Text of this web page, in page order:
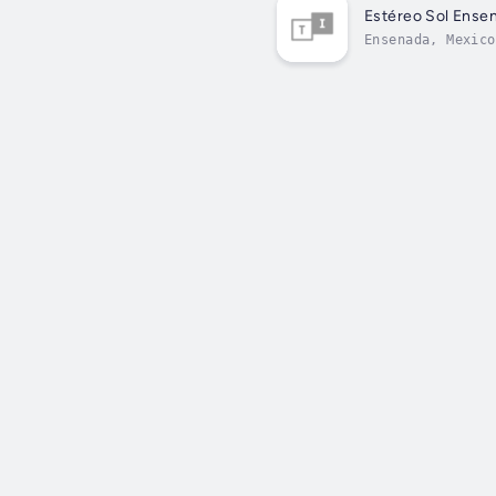
Estéreo Sol
Ensenada, Mexico